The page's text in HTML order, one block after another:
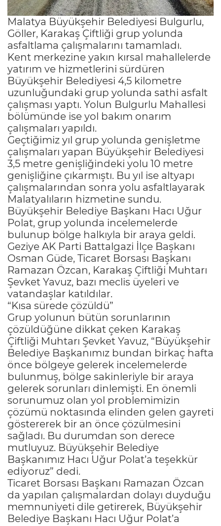
Malatya Büyükşehir Belediyesi Bulgurlu,
Göller, Karakaş Çiftliği grup yolunda
asfaltlama çalışmalarını tamamladı.
Kent merkezine yakın kırsal mahallelerde
yatırım ve hizmetlerini sürdüren
Büyükşehir Belediyesi 4,5 kilometre
uzunluğundaki grup yolunda sathi asfalt
çalışması yaptı. Yolun Bulgurlu Mahallesi
bölümünde ise yol bakım onarım
çalışmaları yapıldı.
Geçtiğimiz yıl grup yolunda genişletme
çalışmaları yapan Büyükşehir Belediyesi
3,5 metre genişliğindeki yolu 10 metre
genişliğine çıkarmıştı. Bu yıl ise altyapı
çalışmalarından sonra yolu asfaltlayarak
Malatyalıların hizmetine sundu.
Büyükşehir Belediye Başkanı Hacı Uğur
Polat, grup yolunda incelemelerde
bulunup bölge halkıyla bir araya geldi.
Geziye AK Parti Battalgazi İlçe Başkanı
Osman Güde, Ticaret Borsası Başkanı
Ramazan Özcan, Karakaş Çiftliği Muhtarı
Şevket Yavuz, bazı meclis üyeleri ve
vatandaşlar katıldılar.
“Kısa sürede çözüldü”
Grup yolunun bütün sorunlarının
çözüldüğüne dikkat çeken Karakaş
Çiftliği Muhtarı Şevket Yavuz, “Büyükşehir
Belediye Başkanımız bundan birkaç hafta
önce bölgeye gelerek incelemelerde
bulunmuş, bölge sakinleriyle bir araya
gelerek sorunları dinlemişti. En önemli
sorunumuz olan yol problemimizin
çözümü noktasında elinden gelen gayreti
göstererek bir an önce çözülmesini
sağladı. Bu durumdan son derece
mutluyuz. Büyükşehir Belediye
Başkanımız Hacı Uğur Polat’a teşekkür
ediyoruz” dedi.
Ticaret Borsası Başkanı Ramazan Özcan
da yapılan çalışmalardan dolayı duyduğu
memnuniyeti dile getirerek, Büyükşehir
Belediye Başkanı Hacı Uğur Polat’a